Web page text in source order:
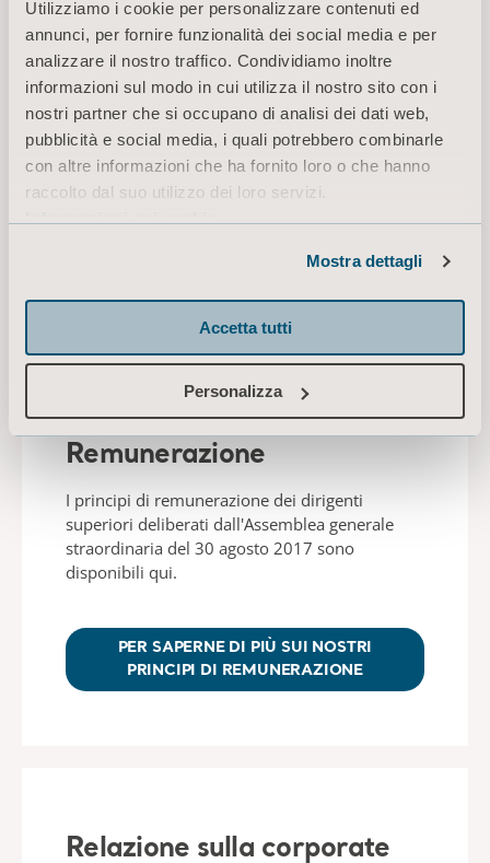
Utilizziamo i cookie per personalizzare contenuti ed
annunci, per fornire funzionalità dei social media e per
analizzare il nostro traffico. Condividiamo inoltre
informazioni sul modo in cui utilizza il nostro sito con i
nostri partner che si occupano di analisi dei dati web,
pubblicità e social media, i quali potrebbero combinarle
con altre informazioni che ha fornito loro o che hanno
raccolto dal suo utilizzo dei loro servizi.
Mostra dettagli
Accetta tutti
Personalizza
Gruppo dirigente Arjo
Questa sezione contiene informazioni sui
componenti del Gruppo dirigente Arjo.
PER SAPERNE DI PIÙ SUL
Remunerazione
I principi di remunerazione dei dirigenti
superiori deliberati dall'Assemblea generale
straordinaria del 30 agosto 2017 sono
disponibili qui.
PER SAPERNE DI PIÙ SUI NOSTRI
PRINCIPI DI REMUNERAZIONE
Relazione sulla corporate